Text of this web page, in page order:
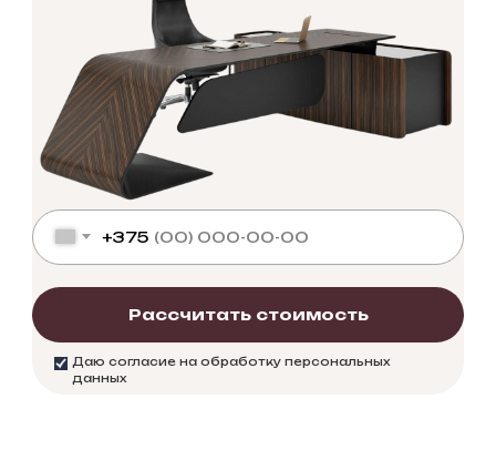
Даю согласие на обработку персональных
данных
+375
Рассчитать стоимость